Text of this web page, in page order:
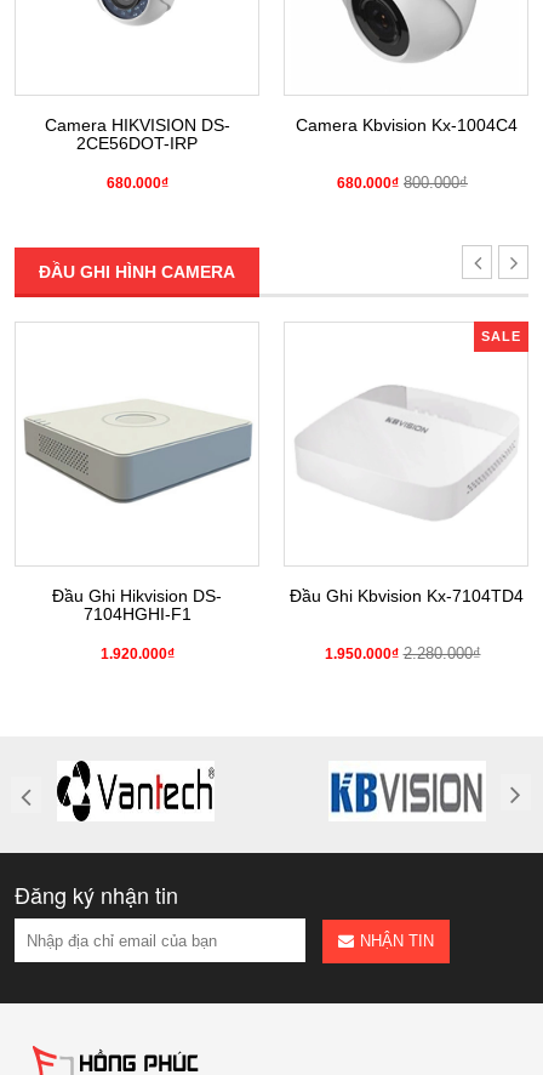
Camera HIKVISION DS-
2CE56DOT-IRP
680.000₫
Camera Kbvision Kx-1004C4
680.000₫ 800.000₫
ĐẦU GHI HÌNH CAMERA
Đầu Ghi Hikvision DS-
7104HGHI-F1
1.920.000₫
SALE
Đầu Ghi Kbvision Kx-7104TD4
1.950.000₫ 2.280.000₫
Đăng ký nhận tin
NHẬN TIN